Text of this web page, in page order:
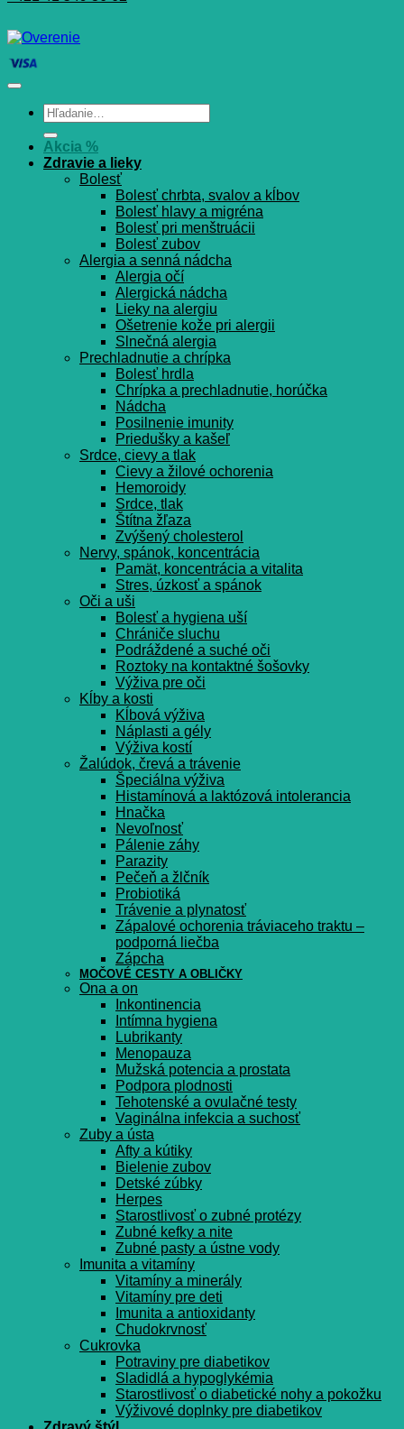
Hľadať:
Akcia %
Zdravie a lieky
Bolesť
Bolesť chrbta, svalov a kĺbov
Bolesť hlavy a migréna
Bolesť pri menštruácii
Bolesť zubov
Alergia a senná nádcha
Alergia očí
Alergická nádcha
Lieky na alergiu
Ošetrenie kože pri alergii
Slnečná alergia
Prechladnutie a chrípka
Bolesť hrdla
Chrípka a prechladnutie, horúčka
Nádcha
Posilnenie imunity
Priedušky a kašeľ
Srdce, cievy a tlak
Cievy a žilové ochorenia
Hemoroidy
Srdce, tlak
Štítna žľaza
Zvýšený cholesterol
Nervy, spánok, koncentrácia
Pamät, koncentrácia a vitalita
Stres, úzkosť a spánok
Oči a uši
Bolesť a hygiena uší
Chrániče sluchu
Podráždené a suché oči
Roztoky na kontaktné šošovky
Výživa pre oči
Kĺby a kosti
Kĺbová výživa
Náplasti a gély
Výživa kostí
Žalúdok, črevá a trávenie
Špeciálna výživa
Histamínová a laktózová intolerancia
Hnačka
Nevoľnosť
Pálenie záhy
Parazity
Pečeň a žlčník
Probiotiká
Trávenie a plynatosť
Zápalové ochorenia tráviaceho traktu –
podporná liečba
Zápcha
MOČOVÉ CESTY A OBLIČKY
Ona a on
Inkontinencia
Intímna hygiena
Lubrikanty
Menopauza
Mužská potencia a prostata
Podpora plodnosti
Tehotenské a ovulačné testy
Vaginálna infekcia a suchosť
Zuby a ústa
Afty a kútiky
Bielenie zubov
Detské zúbky
Herpes
Starostlivosť o zubné protézy
Zubné kefky a nite
Zubné pasty a ústne vody
Imunita a vitamíny
Vitamíny a minerály
Vitamíny pre deti
Imunita a antioxidanty
Chudokrvnosť
Cukrovka
Potraviny pre diabetikov
Sladidlá a hypoglykémia
Starostlivosť o diabetické nohy a pokožku
Výživové doplnky pre diabetikov